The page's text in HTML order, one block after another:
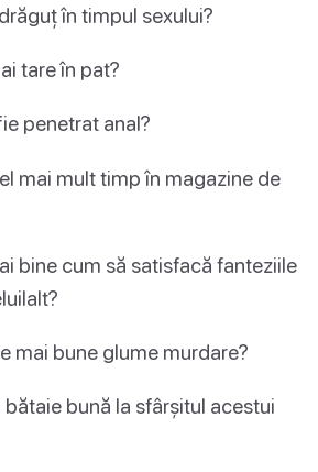
în timpul sexului?
tare în pat?
penetrat anal?
mai mult timp în magazine de
bine cum să satisfacă fanteziile
mai bune glume murdare?
bătaie bună la sfârșitul acestui